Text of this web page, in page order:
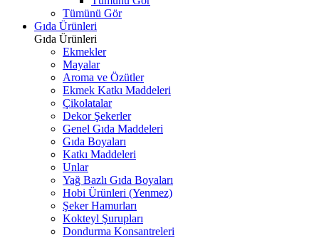
Tümünü Gör
Gıda Ürünleri
Gıda Ürünleri
Ekmekler
Mayalar
Aroma ve Özütler
Ekmek Katkı Maddeleri
Çikolatalar
Dekor Şekerler
Genel Gıda Maddeleri
Gıda Boyaları
Katkı Maddeleri
Unlar
Yağ Bazlı Gıda Boyaları
Hobi Ürünleri (Yenmez)
Şeker Hamurları
Kokteyl Şurupları
Dondurma Konsantreleri